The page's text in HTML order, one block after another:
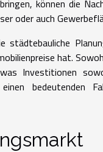
können die
oder auch
städtebauliche
hat.
Investitionen
bedeutenden